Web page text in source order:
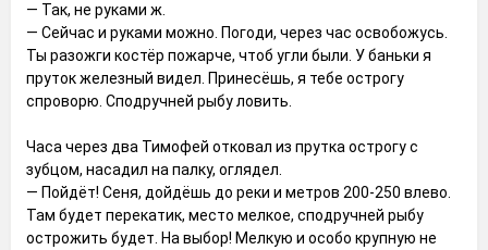
— Так, не руками ж.
— Сейчас и руками можно. Погоди, через час освобожусь.
Ты разожги костёр пожарче, чтоб угли были. У баньки я
пруток железный видел. Принесёшь, я тебе острогу
спроворю. Сподручней рыбу ловить.
Часа через два Тимофей отковал из прутка острогу с
зубцом, насадил на палку, оглядел.
— Пойдёт! Сеня, дойдёшь до реки и метров 200-250 влево.
Там будет перекатик, место мелкое, сподручней рыбу
острожить будет. На выбор! Мелкую и особо крупную не